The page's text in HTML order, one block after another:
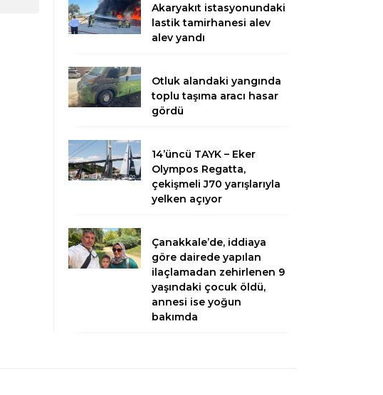
Akaryakıt istasyonundaki
lastik tamirhanesi alev
alev yandı
Otluk alandaki yangında
toplu taşıma aracı hasar
gördü
14’üncü TAYK – Eker
Olympos Regatta,
çekişmeli J70 yarışlarıyla
yelken açıyor
Çanakkale’de, iddiaya
göre dairede yapılan
ilaçlamadan zehirlenen 9
yaşındaki çocuk öldü,
annesi ise yoğun
bakımda